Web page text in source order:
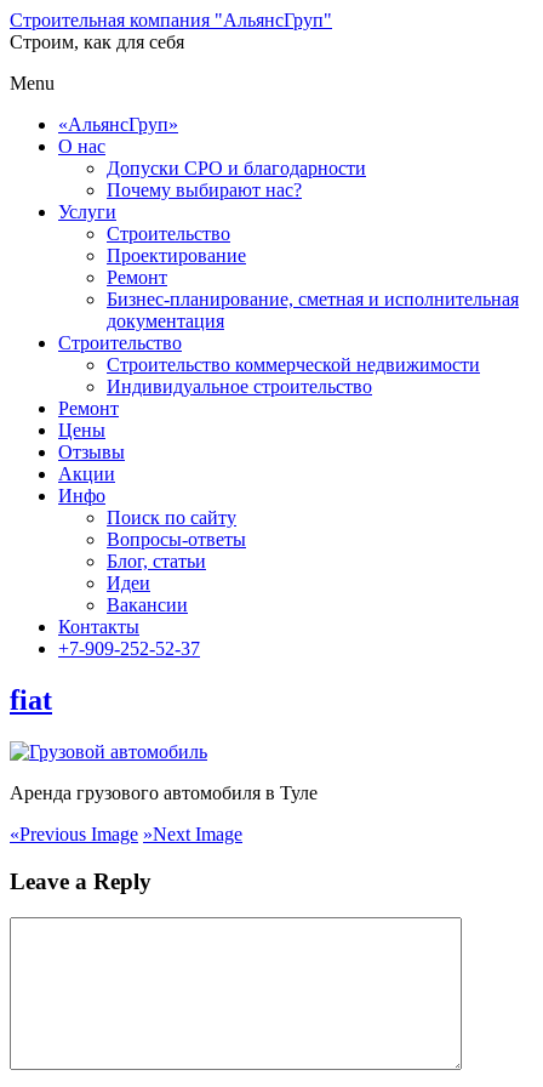
Строительная компания "АльянсГруп"
Строим, как для себя
Menu
«АльянсГруп»
О нас
Допуски СРО и благодарности
Почему выбирают нас?
Услуги
Строительство
Проектирование
Ремонт
Бизнес-планирование, сметная и исполнительная
документация
Строительство
Строительство коммерческой недвижимости
Индивидуальное строительство
Ремонт
Цены
Отзывы
Акции
Инфо
Поиск по сайту
Вопросы-ответы
Блог, статьи
Идеи
Вакансии
Контакты
+7-909-252-52-37
fiat
Аренда грузового автомобиля в Туле
«Previous Image »Next Image
Leave a Reply